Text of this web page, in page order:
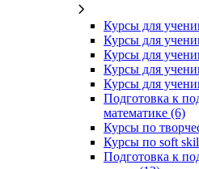
Курсы для
Курсы для
Курсы для
Курсы для
Курсы для
Подготовка к
математике (6)
Курсы по
Курсы по soft
Подготовка к